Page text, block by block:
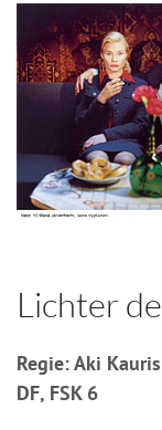
Lichter
Regie: Aki
DF, FSK 6